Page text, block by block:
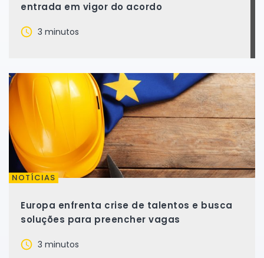
entrada em vigor do acordo
3 minutos
NOTÍCIAS
Europa enfrenta crise de talentos e busca
soluções para preencher vagas
3 minutos